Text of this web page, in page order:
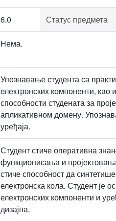
6.0 Статус предмета
Нема.
Упознавање студента са
електронских компоненти,
способности студената за
апликативном домену.
уређаја.
Студент стиче оперативна
функционисања и
стиче способност да
електронска кола. Студент је
електронских компоненти и
дизајна.